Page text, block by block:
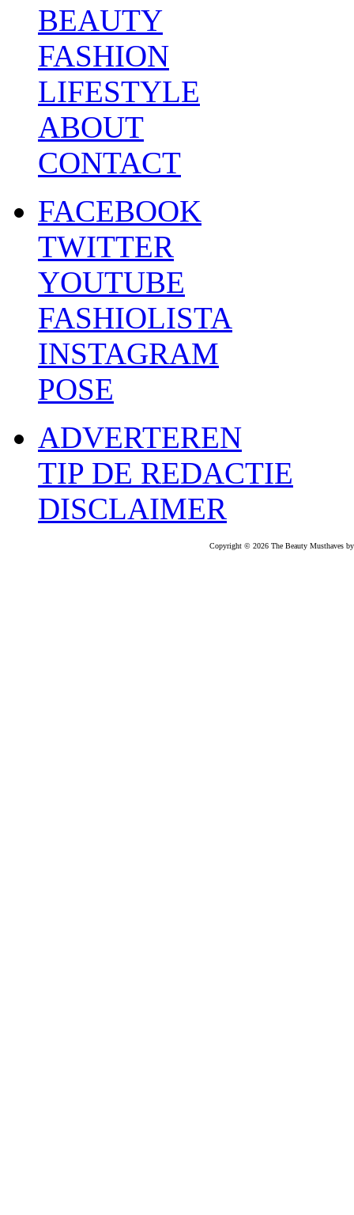
BEAUTY
FASHION
LIFESTYLE
ABOUT
CONTACT
FACEBOOK
TWITTER
YOUTUBE
FASHIOLISTA
INSTAGRAM
POSE
ADVERTEREN
TIP DE REDACTIE
DISCLAIMER
Copyright © 2026 The Beauty Musthaves